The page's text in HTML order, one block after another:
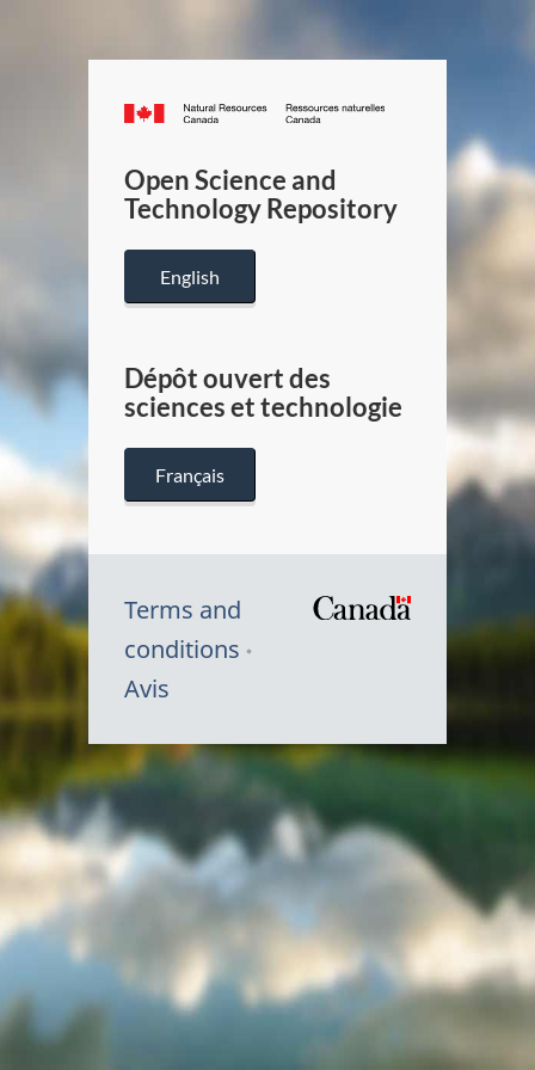
Canada.ca
/
Canada
Open Science and
Technology Repository
English
Dépôt ouvert des
sciences et technologie
Français
Terms and
conditions
Avis
Symbole
du